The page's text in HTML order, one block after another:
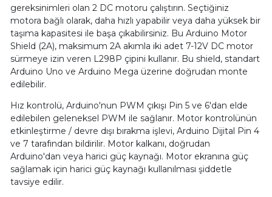
gereksinimleri olan 2 DC motoru çalıştırın. Seçtiğiniz
motora bağlı olarak, daha hızlı yapabilir veya daha yüksek bir
taşıma kapasitesi ile başa çıkabilirsiniz. Bu Arduino Motor
Shield (2A), maksimum 2A akımla iki adet 7-12V DC motor
sürmeye izin veren L298P çipini kullanır. Bu shield, standart
Arduino Uno ve Arduino Mega üzerine doğrudan monte
edilebilir.
Hız kontrolü, Arduino'nun PWM çıkışı Pin 5 ve 6'dan elde
edilebilen geleneksel PWM ile sağlanır. Motor kontrolünün
etkinleştirme / devre dışı bırakma işlevi, Arduino Dijital Pin 4
ve 7 tarafından bildirilir. Motor kalkanı, doğrudan
Arduino'dan veya harici güç kaynağı. Motor ekranına güç
sağlamak için harici güç kaynağı kullanılması şiddetle
tavsiye edilir.